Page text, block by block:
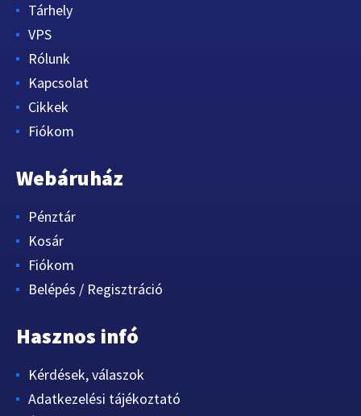
Tárhely
VPS
Rólunk
Kapcsolat
Cikkek
Fiókom
Webáruház
Pénztár
Kosár
Fiókom
Belépés / Regisztráció
Hasznos infó
Kérdések, válaszok
Adatkezelési tájékoztató